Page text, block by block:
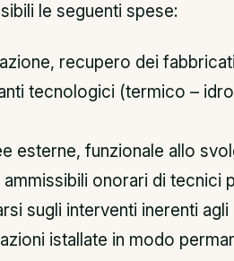
le seguenti spese:
recupero dei
tecnologici (termico –
esterne, funzionale allo
onorari di tecnici
sugli interventi inerenti
istallate in modo